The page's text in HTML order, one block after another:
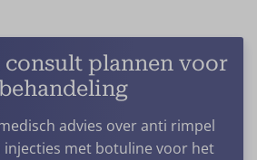
plannen voor
advies over anti rimpel
injecties met botuline voor het